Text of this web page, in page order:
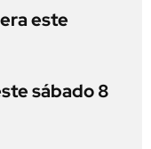
este
sábado 8